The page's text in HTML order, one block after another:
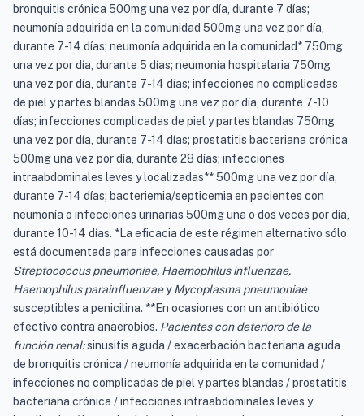
bronquitis crónica 500mg una vez por día, durante 7 días;
neumonía adquirida en la comunidad 500mg una vez por día,
durante 7-14 días; neumonía adquirida en la comunidad* 750mg
una vez por día, durante 5 días; neumonía hospitalaria 750mg
una vez por día, durante 7-14 días; infecciones no complicadas
de piel y partes blandas 500mg una vez por día, durante 7-10
días; infecciones complicadas de piel y partes blandas 750mg
una vez por día, durante 7-14 días; prostatitis bacteriana crónica
500mg una vez por día, durante 28 días; infecciones
intraabdominales leves y localizadas** 500mg una vez por día,
durante 7-14 días; bacteriemia/septicemia en pacientes con
neumonía o infecciones urinarias 500mg una o dos veces por día,
durante 10-14 días. *La eficacia de este régimen alternativo sólo
está documentada para infecciones causadas por
Streptococcus pneumoniae, Haemophilus influenzae,
Haemophilus parainfluenzaeyMycoplasma pneumoniae
susceptibles a penicilina. **En ocasiones con un antibiótico
efectivo contra anaerobios. Pacientes con deterioro de la
función renal:sinusitis aguda / exacerbación bacteriana aguda
de bronquitis crónica / neumonía adquirida en la comunidad /
infecciones no complicadas de piel y partes blandas / prostatitis
bacteriana crónica / infecciones intraabdominales leves y